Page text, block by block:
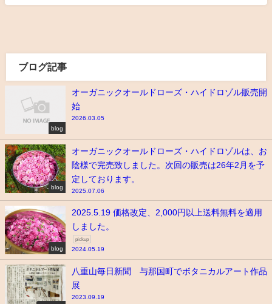
ブログ記事
blog
オーガニックオールドローズ・ハイドロゾル販売開
始
2026.03.05
blog
オーガニックオールドローズ・ハイドロゾルは、お
陰様で完売致しました。次回の販売は26年2月を予
定しております。
2025.07.06
blog
2025.5.19 価格改定、2,000円以上送料無料を適用
しました。
pickup
2024.05.19
八重山毎日新聞 与那国町でボタニカルアート作品
展
2023.09.19